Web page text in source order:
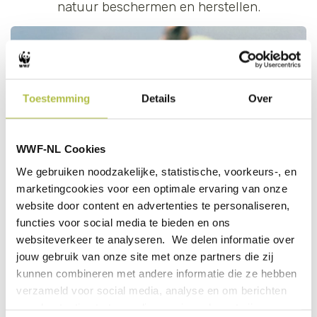
Toestemming Details Over
WWF-NL Cookies
We gebruiken noodzakelijke, statistische, voorkeurs-, en
marketingcookies voor een optimale ervaring van onze
website door content en advertenties te personaliseren,
functies voor social media te bieden en ons
websiteverkeer te analyseren. We delen informatie over
jouw gebruik van onze site met onze partners die zij
kunnen combineren met andere informatie die ze hebben
verzameld voor social media, analyse en om berichten
natuur beschermen en herstellen.
MEER
Staffan Widstrand / WWF